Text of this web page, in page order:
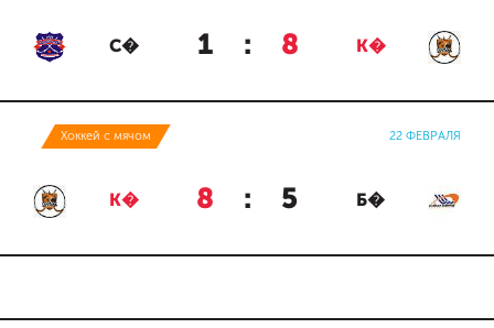
С� 1 : 8 К�
Хоккей с мячом 22 ФЕВРАЛЯ
К� 8 : 5 Б�